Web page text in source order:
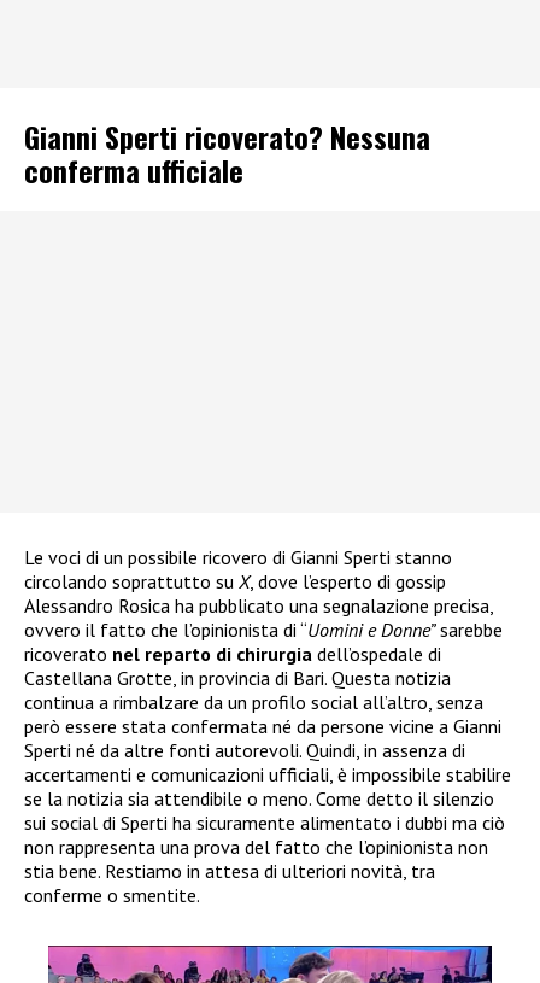
Gianni Sperti ricoverato? Nessuna
conferma ufficiale
Le voci di un possibile ricovero di Gianni Sperti stanno
circolando soprattutto su X, dove l’esperto di gossip
Alessandro Rosica ha pubblicato una segnalazione precisa,
ovvero il fatto che l’opinionista di “Uomini e Donne”sarebbe
ricoverato nel reparto di chirurgia dell’ospedale di
Castellana Grotte, in provincia di Bari. Questa notizia
continua a rimbalzare da un profilo social all’altro, senza
però essere stata confermata né da persone vicine a Gianni
Sperti né da altre fonti autorevoli. Quindi, in assenza di
accertamenti e comunicazioni ufficiali, è impossibile stabilire
se la notizia sia attendibile o meno. Come detto il silenzio
sui social di Sperti ha sicuramente alimentato i dubbi ma ciò
non rappresenta una prova del fatto che l’opinionista non
stia bene. Restiamo in attesa di ulteriori novità, tra
conferme o smentite.